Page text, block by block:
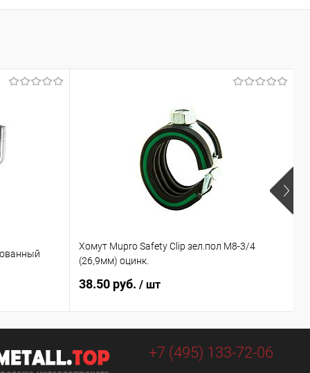
Хомут Mupro Safety Clip зел.пол М8-3/4
(26,9мм) оцинк.
38.50 руб. / шт
+7 (495) 133-72-06